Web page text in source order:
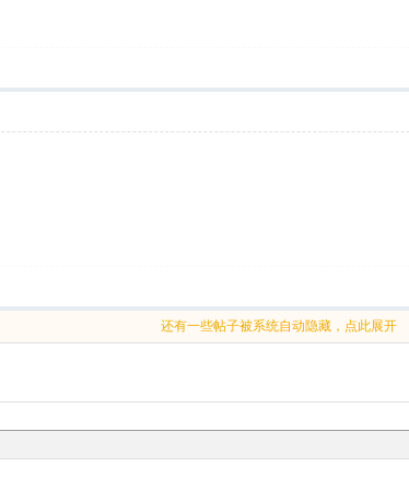
还有一些帖子被系统自动隐藏，点此展开